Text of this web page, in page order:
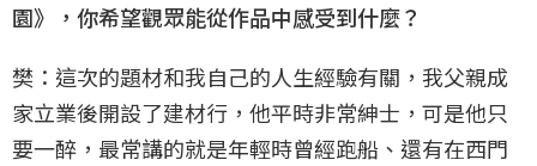
園》，你希望觀眾能從作品中感受到什麼？
樊：這次的題材和我自己的人生經驗有關，我父親成
家立業後開設了建材行，他平時非常紳士，可是他只
要一醉，最常講的就是年輕時曾經跑船、還有在西門